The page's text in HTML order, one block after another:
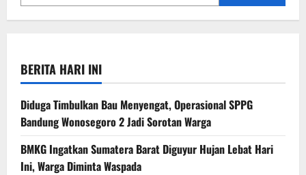
BERITA HARI INI
Diduga Timbulkan Bau Menyengat, Operasional SPPG
Bandung Wonosegoro 2 Jadi Sorotan Warga
BMKG Ingatkan Sumatera Barat Diguyur Hujan Lebat Hari
Ini, Warga Diminta Waspada